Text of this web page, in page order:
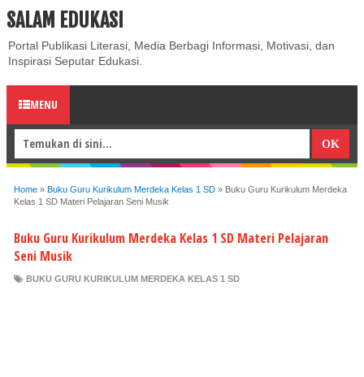
ABOUT CONTACT US
SALAM EDUKASI
Portal Publikasi Literasi, Media Berbagi Informasi, Motivasi, dan
Inspirasi Seputar Edukasi.
MENU
Home » Buku Guru Kurikulum Merdeka Kelas 1 SD » Buku Guru Kurikulum Merdeka
Kelas 1 SD Materi Pelajaran Seni Musik
Buku Guru Kurikulum Merdeka Kelas 1 SD Materi Pelajaran
Seni Musik
BUKU GURU KURIKULUM MERDEKA KELAS 1 SD